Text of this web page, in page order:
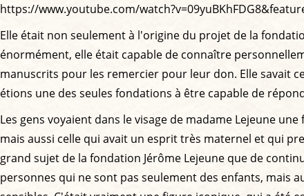
https://www.youtube.com/
Elle était non seulement à l'origine du projet de la
énormément, elle était capable de connaître
manuscrits pour les remercier pour leur don. Elle savait
étions une des seules fondations à être capable de
Les gens voyaient dans le visage de madame Lejeune
mais aussi celle qui avait un esprit très maternel et qui
grand sujet de la fondation Jérôme Lejeune que de
personnes qui ne sont pas seulement des enfants, mais